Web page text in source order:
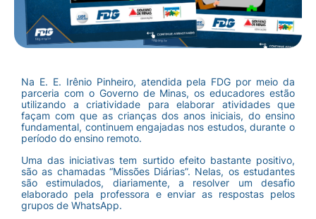
Na E. E. Irênio Pinheiro, atendida pela FDG por meio da
parceria com o Governo de Minas, os educadores estão
utilizando a criatividade para elaborar atividades que
façam com que as crianças dos anos iniciais, do ensino
fundamental, continuem engajadas nos estudos, durante o
período do ensino remoto.
Uma das iniciativas tem surtido efeito bastante positivo,
são as chamadas “Missões Diárias”. Nelas, os estudantes
são estimulados, diariamente, a resolver um desafio
elaborado pela professora e enviar as respostas pelos
grupos de WhatsApp.